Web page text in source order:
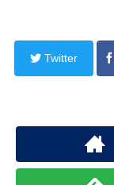
o
o
Twitter